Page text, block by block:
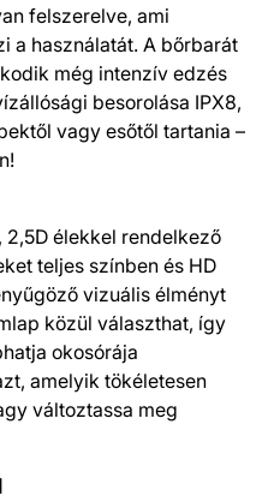
felszerelve, ami
a használatát. A bőrbarát
még intenzív edzés
besorolása IPX8,
vagy esőtől tartania –
2,5D élekkel rendelkező
teljes színben és HD
vizuális élményt
közül választhat, így
okosórája
amelyik tökéletesen
változtassa meg